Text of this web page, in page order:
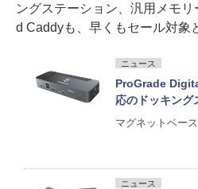
ングステーション、汎用メモ
d Caddyも、早くもセール対象
ニュース
ProGrade
応のドッキング
マグネットベー
ニュース